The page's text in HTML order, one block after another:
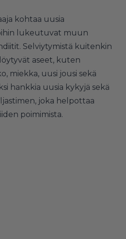
kohtaa uusia
lukeutuvat muun
Selviytymistä kuitenkin
aseet, kuten
miekka, uusi jousi sekä
hankkia uusia kykyjä sekä
joka helpottaa
poimimista.